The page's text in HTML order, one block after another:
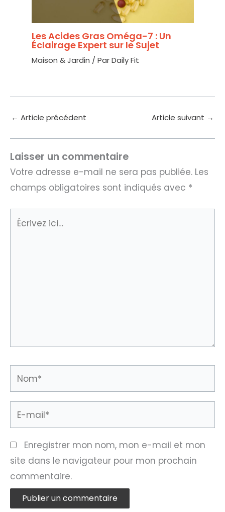
Les Acides Gras Oméga-7 : Un
Éclairage Expert sur le Sujet
Maison & Jardin / ParDaily Fit
← Article précédent Article suivant →
Laisser un commentaire
Votre adresse e-mail ne sera pas publiée. Les
champs obligatoires sont indiqués avec *
Écrivez
Enregistrer mon nom, mon e-mail et mon
site dans le navigateur pour mon prochain
commentaire.